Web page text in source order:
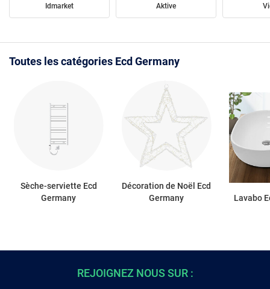
Idmarket
Aktive
Toutes les catégories Ecd Germany
Sèche-serviette Ecd
Germany
Décoration de Noël Ecd
Germany
Lavabo
REJOIGNEZ NOUS SUR :